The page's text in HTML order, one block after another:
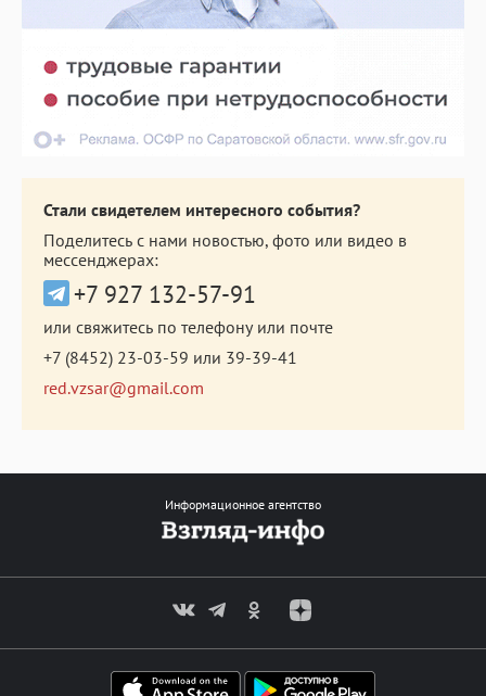
Стали свидетелем интересного события?
Поделитесь с нами новостью, фото или видео в
мессенджерах:
+7 927 132-57-91
или свяжитесь по телефону или почте
+7 (8452) 23-03-59 или 39-39-41
red.vzsar@gmail.com
Информационное агентство